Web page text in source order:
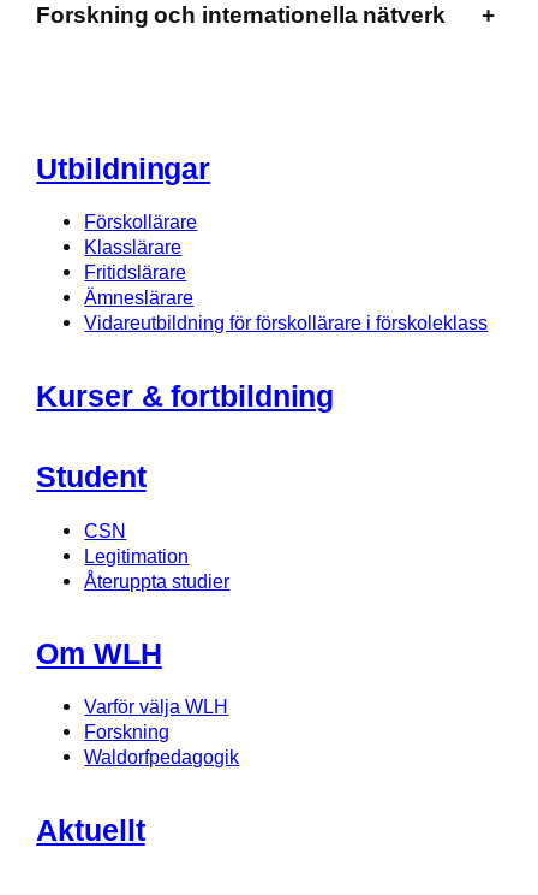
Forskning och internationella nätverk +
Utbildningar
Förskollärare
Klasslärare
Fritidslärare
Ämneslärare
Vidareutbildning för förskollärare i förskoleklass
Kurser & fortbildning
Student
CSN
Legitimation
Återuppta studier
Om WLH
Varför välja WLH
Forskning
Waldorfpedagogik
Aktuellt